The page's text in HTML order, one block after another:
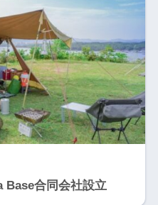
Base合同会社設立